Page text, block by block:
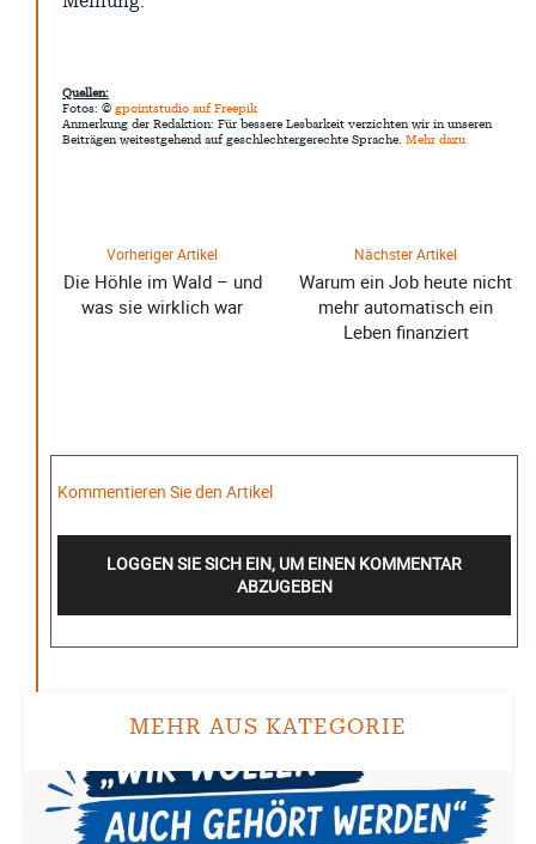
MEHR AUS KATEGORIE
Quellen:
Fotos: © gpointstudio auf Freepik
Anmerkung der Redaktion: Für bessere Lesbarkeit verzichten wir in unseren
Beiträgen weitestgehend auf geschlechtergerechte Sprache. Mehr dazu
Vorheriger Artikel
Die Höhle im Wald – und
was sie wirklich war
Nächster Artikel
Warum ein Job heute nicht
mehr automatisch ein
Leben finanziert
Kommentieren Sie den Artikel
LOGGEN SIE SICH EIN, UM EINEN KOMMENTAR
ABZUGEBEN